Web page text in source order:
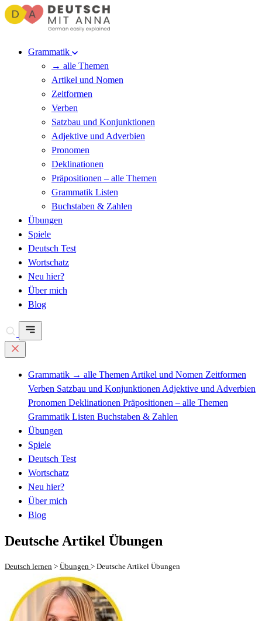
Grammatik
→ alle Themen
Artikel und Nomen
Zeitformen
Verben
Satzbau und Konjunktionen
Adjektive und Adverbien
Pronomen
Deklinationen
Präpositionen – alle Themen
Grammatik Listen
Buchstaben & Zahlen
Übungen
Spiele
Deutsch Test
Wortschatz
Neu hier?
Über mich
Blog
Grammatik → alle Themen Artikel und Nomen Zeitformen
Verben Satzbau und Konjunktionen Adjektive und Adverbien
Pronomen Deklinationen Präpositionen – alle Themen
Grammatik Listen Buchstaben & Zahlen
Übungen
Spiele
Deutsch Test
Wortschatz
Neu hier?
Über mich
Blog
Deutsche Artikel Übungen
Deutsch lernen > Übungen > Deutsche Artikel Übungen